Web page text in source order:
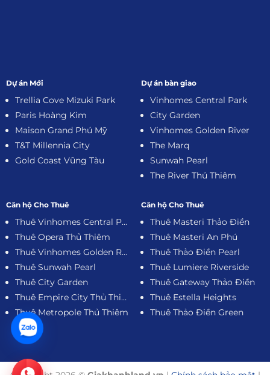
Dự án Mới
Trellia Cove Mizuki Park
Paris Hoàng Kim
Maison Grand Phú Mỹ
T&T Millennia City
Gold Coast Vũng Tàu
Dự án bàn giao
Vinhomes Central Park
City Garden
Vinhomes Golden River
The Marq
Sunwah Pearl
The River Thủ Thiêm
Căn hộ Cho Thuê
Thuê Vinhomes Central Park
Thuê Opera Thủ Thiêm
Thuê Vinhomes Golden River
Thuê Sunwah Pearl
Thuê City Garden
Thuê Empire City Thủ Thiêm
Thuê Metropole Thủ Thiêm
Căn hộ Cho Thuê
Thuê Masteri Thảo Điền
Thuê Masteri An Phú
Thuê Thảo Điền Pearl
Thuê Lumiere Riverside
Thuê Gateway Thảo Điền
Thuê Estella Heights
Thuê Thảo Điền Green